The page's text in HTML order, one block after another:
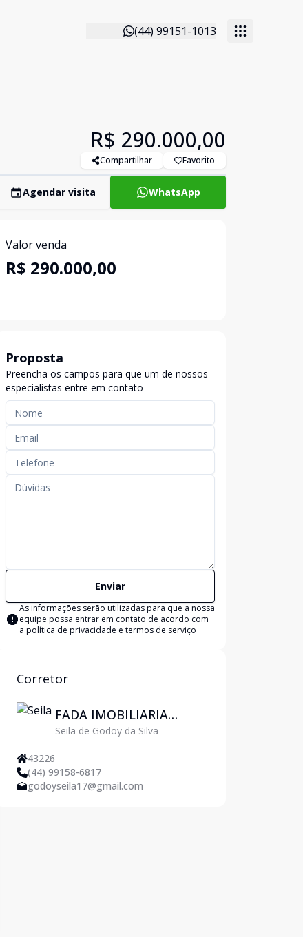
(44) 99151-1013
R$ 290.000,00
Compartilhar Favorito
Agendar visita WhatsApp
Valor venda
R$ 290.000,00
Proposta
Preencha os campos para que um de nossos
especialistas entre em contato
Enviar
As informações serão utilizadas para que a nossa
equipe possa entrar em contato de acordo com
a política de privacidade e termos de serviço
Corretor
FADA IMOBILIARIA
EIRELI ME
Seila de Godoy da Silva
43226
(44) 99158-6817
godoyseila17@gmail.com